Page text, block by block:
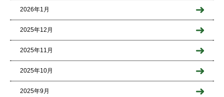
2026年1月
2025年12月
2025年11月
2025年10月
2025年9月